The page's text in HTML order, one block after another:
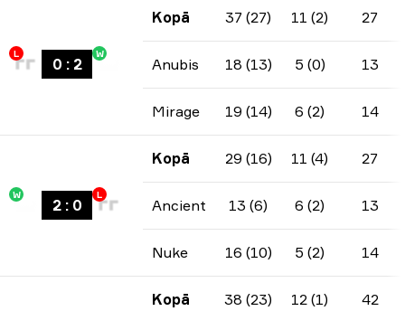
L
0 : 2
W
Kopā 37 (27) 11 (2) 27
Anubis 18 (13) 5 (0) 13
Mirage 19 (14) 6 (2) 14
W
2: 0
L
Kopā 29 (16) 11 (4) 27
Ancient 13 (6) 6 (2) 13
Nuke 16 (10) 5 (2) 14
Kopā 38 (23) 12 (1) 42